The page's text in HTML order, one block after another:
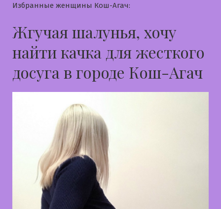
Избранные женщины Кош-Агач:
Жгучая шалунья, хочу
найти качка для жесткого
досуга в городе Кош-Агач